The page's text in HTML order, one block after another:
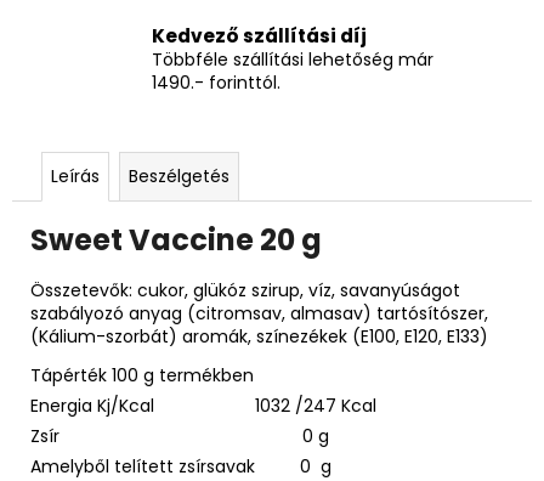
Kedvező szállítási díj
Többféle szállítási lehetőség már
1490.- forinttól.
Leírás Beszélgetés
Sweet Vaccine 20 g
Összetevők: cukor, glükóz szirup, víz, savanyúságot
szabályozó anyag (citromsav, almasav) tartósítószer,
(Kálium-szorbát) aromák, színezékek (E100, E120, E133)
Tápérték 100 g termékben
Energia Kj/Kcal
1032 /247 Kcal
Zsír
0 g
Amelyből telített zsírsavak
0 g